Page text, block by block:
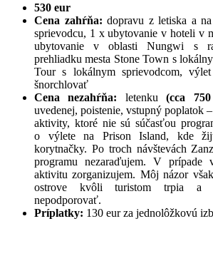
530 eur
Cena zahŕňa: dopravu z letiska a
sprievodcu, 1 x ubytovanie v hoteli v
ubytovanie v oblasti Nungwi s
prehliadku mesta Stone Town s
Tour s lokálnym sprievodcom,
šnorchlovať
Cena nezahŕňa: letenku(cca
uvedenej, poistenie, vstupný poplatok
aktivity, ktoré nie sú súčasťou
o výlete na Prison Island, kde
korytnačky. Po troch návštevách
programu nezaraďujem. V prípade
aktivitu zorganizujem. Môj názor
ostrove kvôli turistom trpia a
nepodporovať.
Príplatky: 130 eur za jednolôžkovú